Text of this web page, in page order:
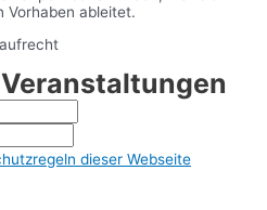
Vorhaben ableitet.
dieser Webseite